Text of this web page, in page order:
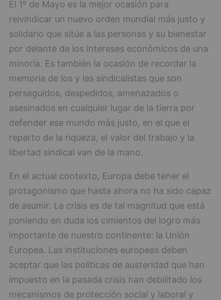
El 1º de Mayo es la mejor ocasión para
reivindicar un nuevo orden mundial más justo y
solidario que sitúe a las personas y su bienestar
por delante de los intereses económicos de una
minoría. Es también la ocasión de recordar la
memoria de los y las sindicalistas que son
perseguidos, despedidos, amenazados o
asesinados en cualquier lugar de la tierra por
defender ese mundo más justo, en el que el
reparto de la riqueza, el valor del trabajo y la
libertad sindical van de la mano.
En el actual contexto, Europa debe tener el
protagonismo que hasta ahora no ha sido capaz
de asumir. La crisis es de tal magnitud que está
poniendo en duda los cimientos del logro más
importante de nuestro continente: la Unión
Europea. Las instituciones europeas deben
aceptar que las políticas de austeridad que han
impuesto en la pasada crisis han debilitado los
mecanismos de protección social y laboral y